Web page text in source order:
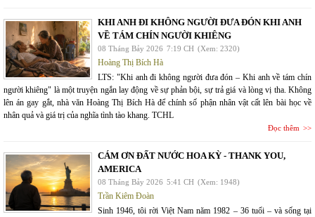
KHI ANH ĐI KHÔNG NGƯỜI ĐƯA ĐÓN KHI ANH
VỀ TÁM CHÍN NGƯỜI KHIÊNG
08 Tháng Bảy 2026 7:19 CH (Xem: 2320)
Hoàng Thị Bích Hà
LTS: "Khi anh đi không người đưa đón – Khi anh về tám chín
người khiêng" là một truyện ngắn lay động về sự phản bội, sự trả giá và lòng vị tha. Không
lên án gay gắt, nhà văn Hoàng Thị Bích Hà để chính số phận nhân vật cất lên bài học về
nhân quả và giá trị của nghĩa tình tào khang. TCHL
Đọc thêm
CÁM ƠN ĐẤT NƯỚC HOA KỲ - THANK YOU,
AMERICA
08 Tháng Bảy 2026 5:41 CH (Xem: 1948)
Trần Kiêm Đoàn
Sinh 1946, tôi rời Việt Nam năm 1982 – 36 tuổi – và sống tại